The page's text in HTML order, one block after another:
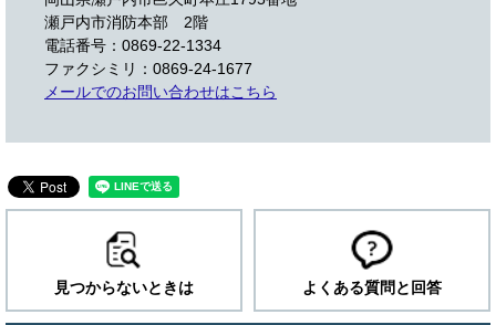
瀬戸内市消防本部 2階
電話番号：0869-22-1334
ファクシミリ：0869-24-1677
メールでのお問い合わせはこちら
見つからないときは よくある質問と回答